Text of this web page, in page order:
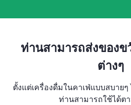
ท่านสามารถส่งของ
ต่างๆ
ตั้งแต่เครื่องดื่มในคาเฟ่แบบสบาย
ท่านสามารถใช้ได้ต